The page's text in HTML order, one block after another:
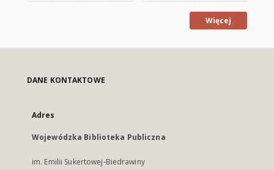
Więcej
DANE KONTAKTOWE
Adres
Wojewódzka Biblioteka Publiczna
im. Emilii Sukertowej-Biedrawiny